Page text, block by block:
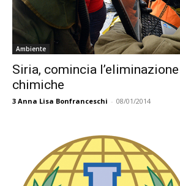
Ambiente
Siria, comincia
chimiche
3 Anna Lisa Bonfranceschi - 08/01/2014